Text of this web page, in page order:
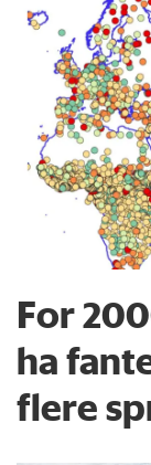
For
ha
flere